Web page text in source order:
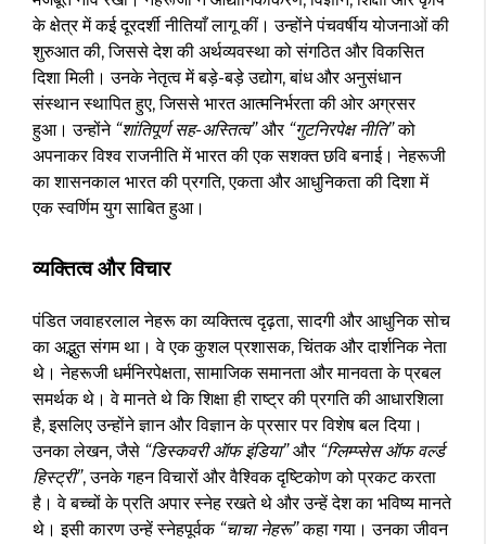
के क्षेत्र में कई दूरदर्शी नीतियाँ लागू कीं। उन्होंने पंचवर्षीय योजनाओं की
शुरुआत की, जिससे देश की अर्थव्यवस्था को संगठित और विकसित
दिशा मिली। उनके नेतृत्व में बड़े-बड़े उद्योग, बांध और अनुसंधान
संस्थान स्थापित हुए, जिससे भारत आत्मनिर्भरता की ओर अग्रसर
हुआ। उन्होंने “शांतिपूर्ण सह-अस्तित्व”और “गुटनिरपेक्ष नीति”को
अपनाकर विश्व राजनीति में भारत की एक सशक्त छवि बनाई। नेहरूजी
का शासनकाल भारत की प्रगति, एकता और आधुनिकता की दिशा में
एक स्वर्णिम युग साबित हुआ।
व्यक्तित्व और विचार
पंडित जवाहरलाल नेहरू का व्यक्तित्व दृढ़ता, सादगी और आधुनिक सोच
का अद्भुत संगम था। वे एक कुशल प्रशासक, चिंतक और दार्शनिक नेता
थे। नेहरूजी धर्मनिरपेक्षता, सामाजिक समानता और मानवता के प्रबल
समर्थक थे। वे मानते थे कि शिक्षा ही राष्ट्र की प्रगति की आधारशिला
है, इसलिए उन्होंने ज्ञान और विज्ञान के प्रसार पर विशेष बल दिया।
उनका लेखन, जैसे “डिस्कवरी ऑफ इंडिया”और “ग्लिम्प्सेस ऑफ वर्ल्ड
हिस्ट्री”, उनके गहन विचारों और वैश्विक दृष्टिकोण को प्रकट करता
है। वे बच्चों के प्रति अपार स्नेह रखते थे और उन्हें देश का भविष्य मानते
थे। इसी कारण उन्हें स्नेहपूर्वक “चाचा नेहरू”कहा गया। उनका जीवन